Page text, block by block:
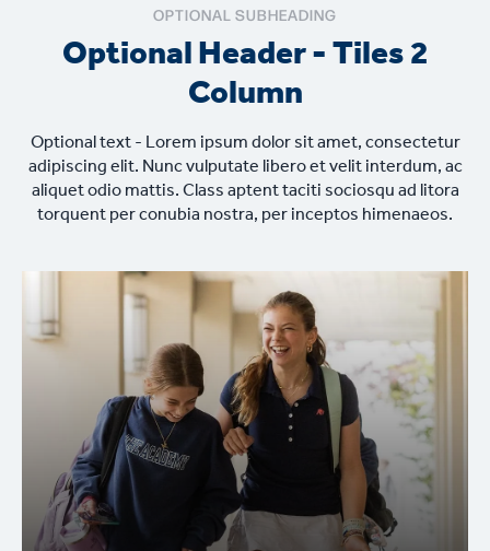
OPTIONAL SUBHEADING
Optional Header - Tiles 2
Column
Optional text - Lorem ipsum dolor sit amet, consectetur
adipiscing elit. Nunc vulputate libero et velit interdum, ac
aliquet odio mattis. Class aptent taciti sociosqu ad litora
torquent per conubia nostra, per inceptos himenaeos.